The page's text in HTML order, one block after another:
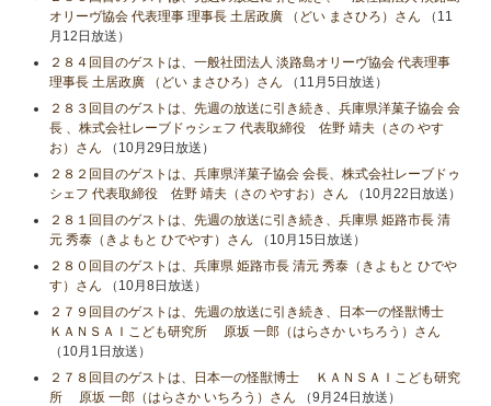
オリーヴ協会 代表理事 理事長 土居政廣 （どい まさひろ）さん （11
月12日放送）
２８４回目のゲストは、一般社団法人 淡路島オリーヴ協会 代表理事
理事長 土居政廣 （どい まさひろ）さん （11月5日放送）
２８３回目のゲストは、先週の放送に引き続き、兵庫県洋菓子協会 会
長 、株式会社レーブドゥシェフ 代表取締役 佐野 靖夫（さの やす
お）さん （10月29日放送）
２８２回目のゲストは、兵庫県洋菓子協会 会長、株式会社レーブドゥ
シェフ 代表取締役 佐野 靖夫（さの やすお）さん （10月22日放送）
２８１回目のゲストは、先週の放送に引き続き、兵庫県 姫路市長 清
元 秀泰（きよもと ひでやす）さん （10月15日放送）
２８０回目のゲストは、兵庫県 姫路市長 清元 秀泰（きよもと ひでや
す）さん （10月8日放送）
２７９回目のゲストは、先週の放送に引き続き、日本一の怪獣博士
ＫＡＮＳＡＩこども研究所 原坂 一郎（はらさか いちろう）さん
（10月1日放送）
２７８回目のゲストは、日本一の怪獣博士 ＫＡＮＳＡＩこども研究
所 原坂 一郎（はらさか いちろう）さん （9月24日放送）